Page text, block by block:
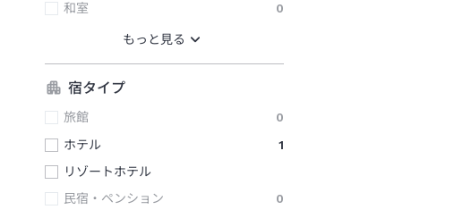
和室
0
宿タイプ
旅館
0
ホテル
1
リゾートホテル
民宿・ペンション
0